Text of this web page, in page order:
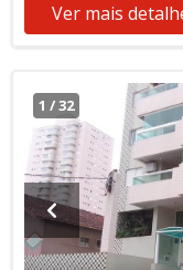
Ver mais
1 /32